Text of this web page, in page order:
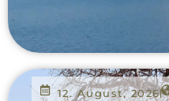
12. August, 2026